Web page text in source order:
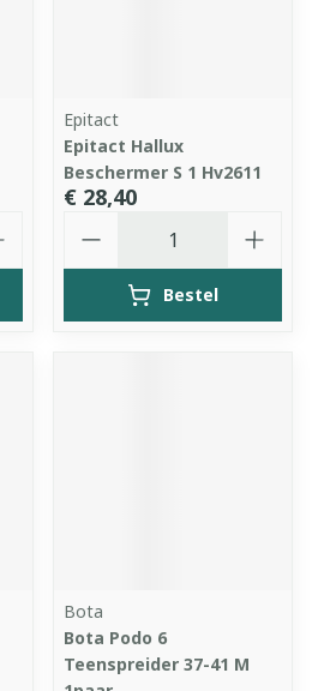
Epitact
Epitact Hallux
Beschermer S 1 Hv2611
€ 28,40
Bestel
Bota
Bota Podo 6
Teenspreider 37-41 M